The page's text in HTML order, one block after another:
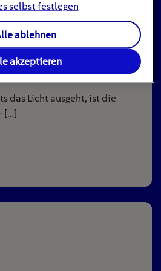
ist zu tun, wenn das Licht
das Licht ausgeht, ist die
[…]
selbst festlegen
ablehnen
akzeptieren